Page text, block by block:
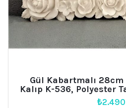
Gül Kabartmalı
Kalıp K-536, Polyester
₺2.490